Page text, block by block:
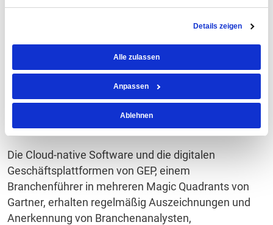
Details zeigen
Alle zulassen
Anpassen
Ablehnen
kontinuierliche technologische Innovationen
in Dritt- und Altsysteme wie SAP, Oracle sowie auch in
alle anderen wichtigen ERP- und F&A-Systeme
einbinden. Und dank des hervorragenden Supports
und Services ist GEP branchenweit führend in Sachen
Kundenzufriedenheit und Kundentreue.
Die Cloud-native Software und die digitalen
Geschäftsplattformen von GEP, einem
Branchenführer in mehreren Magic Quadrants von
Gartner, erhalten regelmäßig Auszeichnungen und
Anerkennung von Branchenanalysten,